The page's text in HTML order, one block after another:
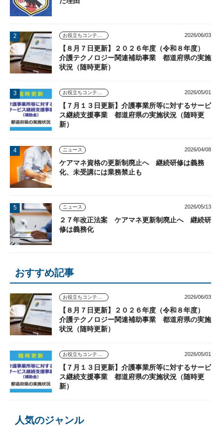
2026/06/03
【８月７日更新】２０２６年度（令和８年度）
介護テクノロジー関連補助事業 都道府県の実施
状況（随時更新）
2026/05/01
【７月１３日更新】介護事業所等に対するサービ
ス継続支援事業 都道府県の実施状況（随時更
新）
ニュース 2026/04/08
ケアマネ資格の更新制廃止へ 継続研修は義務
化、未受講には業務禁止も
ニュース 2026/05/13
２７年改正法案 ケアマネ更新制廃止へ 継続研
修は義務化
おすすめ記事
2026/06/03
【８月７日更新】２０２６年度（令和８年度）
介護テクノロジー関連補助事業 都道府県の実施
状況（随時更新）
2026/05/01
【７月１３日更新】介護事業所等に対するサービ
ス継続支援事業 都道府県の実施状況（随時更
新）
人気のジャンル